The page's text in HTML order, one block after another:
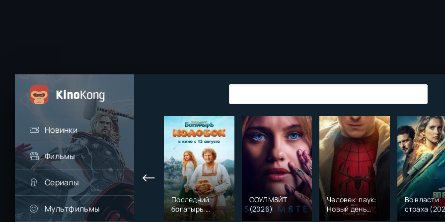
Новинки
Фильмы
Сериалы
Мультфильмы
Последний
богатырь.
Колобок (2026)
СОУЛМ8ЙТ
(2026)
Человек-паук:
Новый день
(2026)
Во власти
страха